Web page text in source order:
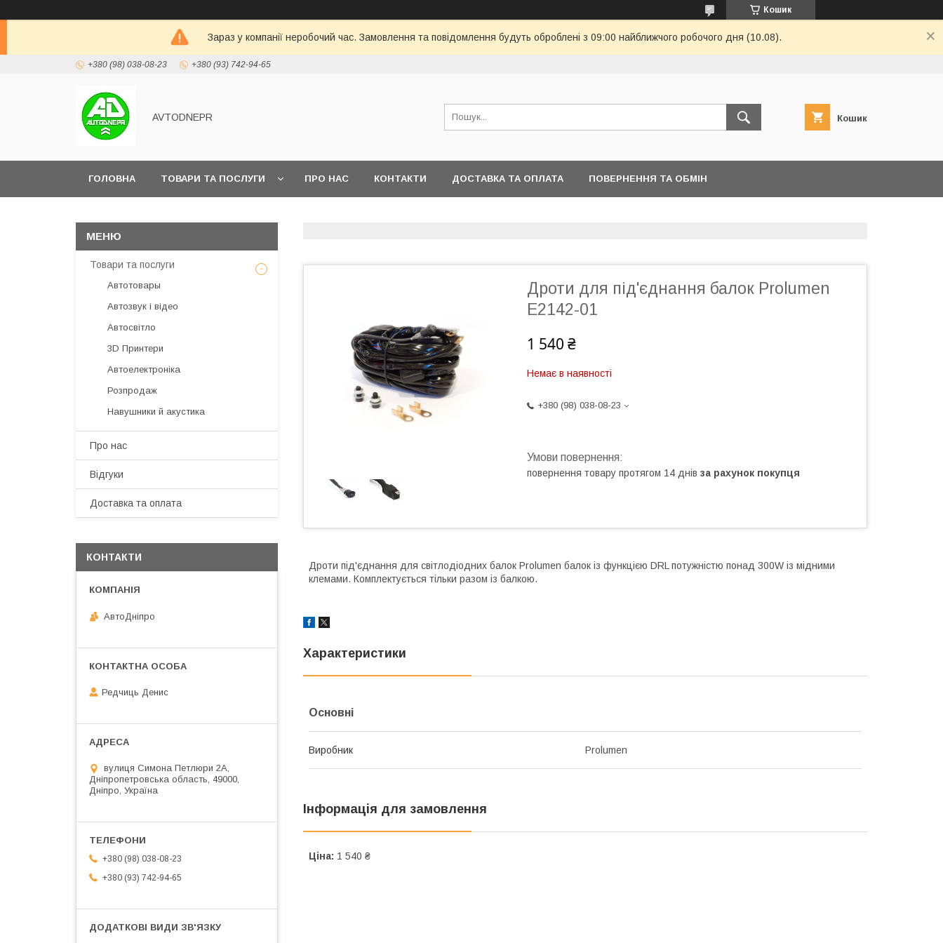
Кошик
Зараз у компанії неробочий час. Замовлення та повідомлення будуть оброблені з 09:00 найближчого робочого дня (10.08).
+380 (98) 038-08-23 +380 (93) 742-94-65
AVTODNEPR Кошик
ГОЛОВНА ТОВАРИ ТА ПОСЛУГИ ПРО НАС КОНТАКТИ ДОСТАВКА ТА ОПЛАТА ПОВЕРНЕННЯ ТА ОБМІН
Дроти для під'єднання балок Prolumen
E2142-01
1 540 ₴
Немає в наявності
+380 (98) 038-08-23
повернення товару протягом 14 днів за рахунок покупця
Дроти під'єднання для світлодіодних балок Prolumen балок із функцією DRL потужністю понад 300W із мідними
клемами. Комплектується тільки разом із балкою.
Характеристики
Основні
Виробник Prolumen
Інформація для замовлення
Ціна: 1 540 ₴
Товари та послуги
Автотовары
Автозвук і відео
Автосвітло
3D Принтери
Автоелектроніка
Розпродаж
Навушники й акустика
Про нас
Відгуки
Доставка та оплата
КОНТАКТИ
АвтоДнiпро
Редчиць Денис
вулиця Симона Петлюри 2А,
Дніпропетровська область, 49000,
Дніпро, Україна
+380 (98) 038-08-23
+380 (93) 742-94-65